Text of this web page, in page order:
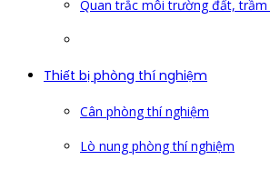
Quan trắc môi trường đất, trầm
Thiết bị phòng thí nghiệm
Cân phòng thí nghiệm
Lò nung phòng thí nghiệm